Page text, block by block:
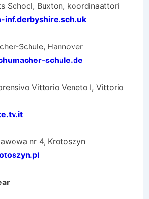
School, Buxton, koordinaattori
inf.derbyshire.sch.uk
Schule, Hannover
schule.de
Vittorio Veneto I, Vittorio
nr 4, Krotoszyn